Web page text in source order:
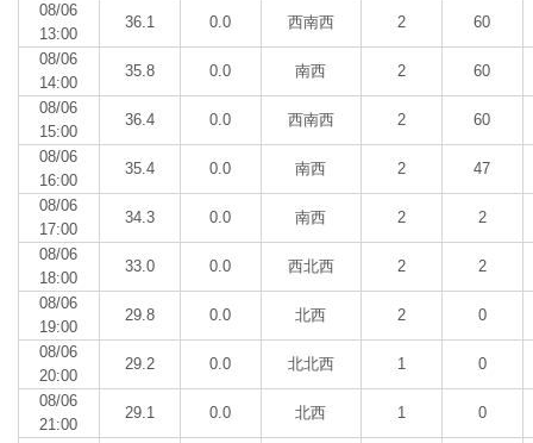
08/06
13:00
36.1 0.0 西南西 2 60
08/06
14:00
35.8 0.0 南西 2 60
08/06
15:00
36.4 0.0 西南西 2 60
08/06
16:00
35.4 0.0 南西 2 47
08/06
17:00
34.3 0.0 南西 2 2
08/06
18:00
33.0 0.0 西北西 2 2
08/06
19:00
29.8 0.0 北西 2 0
08/06
20:00
29.2 0.0 北北西 1 0
08/06
21:00
29.1 0.0 北西 1 0